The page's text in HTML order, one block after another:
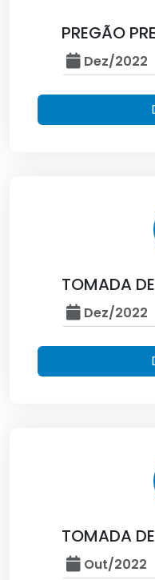
PREGÃO
Dez/2022
TOMADA
Dez/2022
TOMADA
Out/2022